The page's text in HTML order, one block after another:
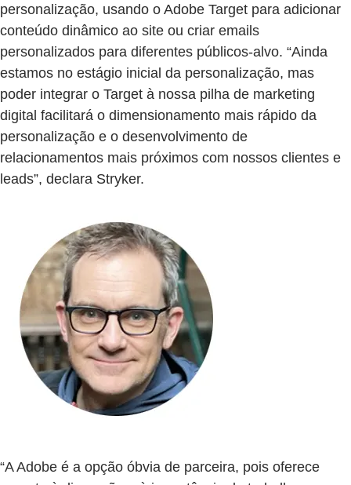
personalização, usando o Adobe Target para adicionar
conteúdo dinâmico ao site ou criar emails
personalizados para diferentes públicos-alvo. “Ainda
estamos no estágio inicial da personalização, mas
poder integrar o Target à nossa pilha de marketing
digital facilitará o dimensionamento mais rápido da
personalização e o desenvolvimento de
relacionamentos mais próximos com nossos clientes e
leads”, declara Stryker.
“A Adobe é a opção óbvia de parceira, pois oferece